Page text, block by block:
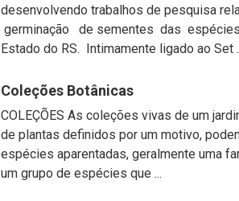
desenvolvendo trabalhos de pesquisa
germinação de sementes das
Estado do RS. Intimamente ligado ao Set
Coleções Botânicas
COLEÇÕES As coleções vivas de um
de plantas definidos por um motivo,
espécies aparentadas, geralmente uma
um grupo de espécies que ...